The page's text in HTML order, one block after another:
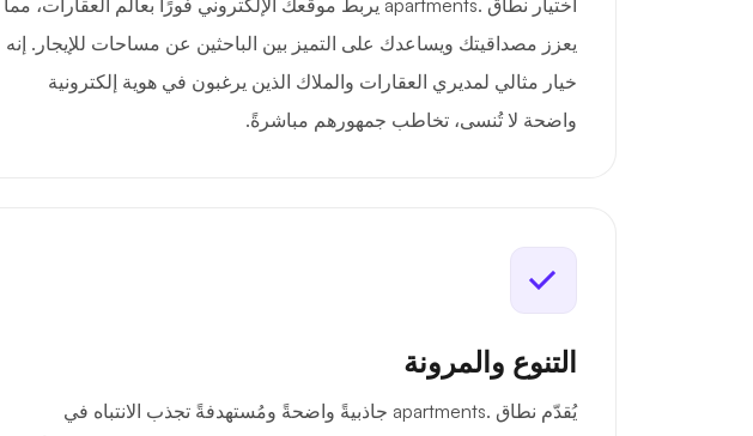
اختيار نطاق .apartments يربط موقعك الإلكتروني فورًا بعالم العقارات، مما
يعزز مصداقيتك ويساعدك على التميز بين الباحثين عن مساحات للإيجار. إنه
خيار مثالي لمديري العقارات والملاك الذين يرغبون في هوية إلكترونية
واضحة لا تُنسى، تخاطب جمهورهم مباشرةً.
التنوع والمرونة
يُقدّم نطاق .apartments جاذبيةً واضحةً ومُستهدفةً تجذب الانتباه في